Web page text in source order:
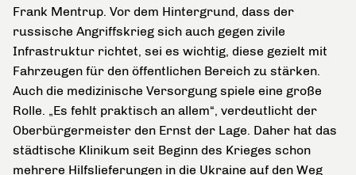
Frank Mentrup. Vor dem Hintergrund, dass der
russische Angriffskrieg sich auch gegen zivile
Infrastruktur richtet, sei es wichtig, diese gezielt mit
Fahrzeugen für den öffentlichen Bereich zu stärken.
Auch die medizinische Versorgung spiele eine große
Rolle. „Es fehlt praktisch an allem“, verdeutlicht der
Oberbürgermeister den Ernst der Lage. Daher hat das
städtische Klinikum seit Beginn des Krieges schon
mehrere Hilfslieferungen in die Ukraine auf den Weg